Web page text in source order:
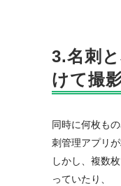
3.名刺
けて撮
同時に何枚も
刺管理アプリが
しかし、複数
っていたり、